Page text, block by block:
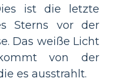
ist die letzte
Sterns vor der
Das weiße Licht
von der
es ausstrahlt.